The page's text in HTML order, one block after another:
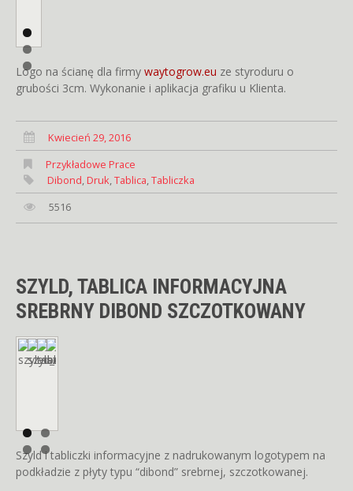
Logo na ścianę dla firmy waytogrow.eu ze styroduru o
grubości 3cm. Wykonanie i aplikacja grafiku u Klienta.
Kwiecień 29, 2016
Przykładowe Prace
Dibond, Druk,Tablica,Tabliczka
5516
SZYLD, TABLICA INFORMACYJNA
SREBRNY DIBOND SZCZOTKOWANY
Szyld i tabliczki informacyjne z nadrukowanym logotypem na
podkładzie z płyty typu “dibond” srebrnej, szczotkowanej.